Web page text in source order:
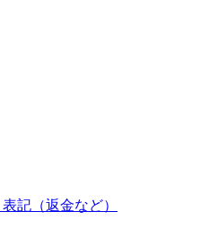
記（返金など）